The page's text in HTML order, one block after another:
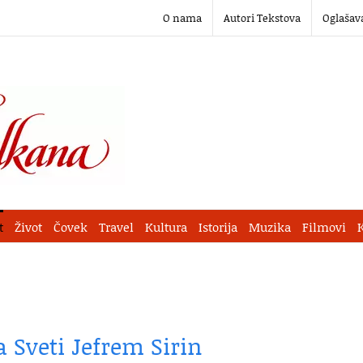
O nama Autori Tekstova
Život Čovek Travel Kultura Istorija Muzika Filmovi
Sveti Jefrem Sirin